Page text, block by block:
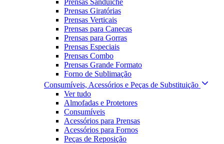
Prensas Sanduíche
Prensas Giratórias
Prensas Verticais
Prensas para Canecas
Prensas para Gorras
Prensas Especiais
Prensas Combo
Prensas Grande Formato
Forno de Sublimação
Consumíveis, Acessórios e Peças de Substituição
Ver tudo
Almofadas e Protetores
Consumíveis
Acessórios para Prensas
Acessórios para Fornos
Peças de Reposição